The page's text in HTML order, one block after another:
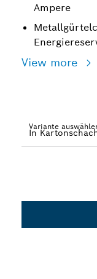
Ampere
View more
Variante